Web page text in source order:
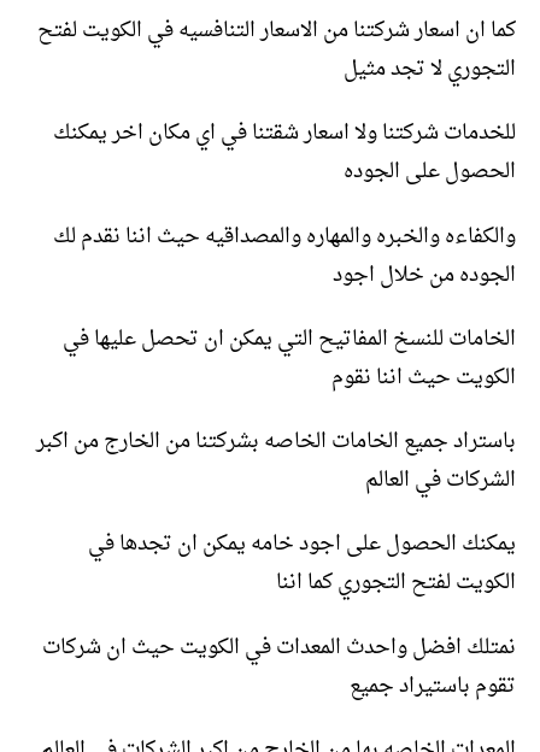
كما ان اسعار شركتنا من الاسعار التنافسيه في الكويت لفتح
التجوري لا تجد مثيل
للخدمات شركتنا ولا اسعار شقتنا في اي مكان اخر يمكنك
الحصول على الجوده
والكفاءه والخبره والمهاره والمصداقيه حيث اننا نقدم لك
الجوده من خلال اجود
الخامات للنسخ المفاتيح التي يمكن ان تحصل عليها في
الكويت حيث اننا نقوم
باستراد جميع الخامات الخاصه بشركتنا من الخارج من اكبر
الشركات في العالم
يمكنك الحصول على اجود خامه يمكن ان تجدها في
الكويت لفتح التجوري كما اننا
نمتلك افضل واحدث المعدات في الكويت حيث ان شركات
تقوم باستيراد جميع